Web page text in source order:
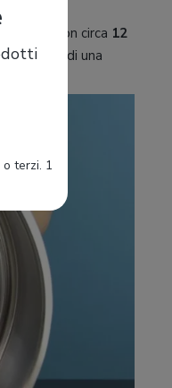
con circa 12
di una
terzi. 1